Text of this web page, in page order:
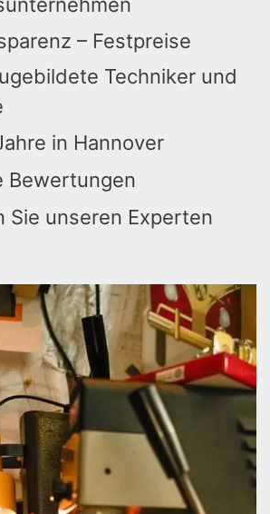
– Festpreise
Techniker und
in Hannover
Bewertungen
Sie unseren Experten